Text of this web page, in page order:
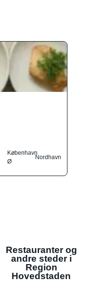
København
Ø
Nordhavn
Restauranter og
andre steder i
Region
Hovedstaden